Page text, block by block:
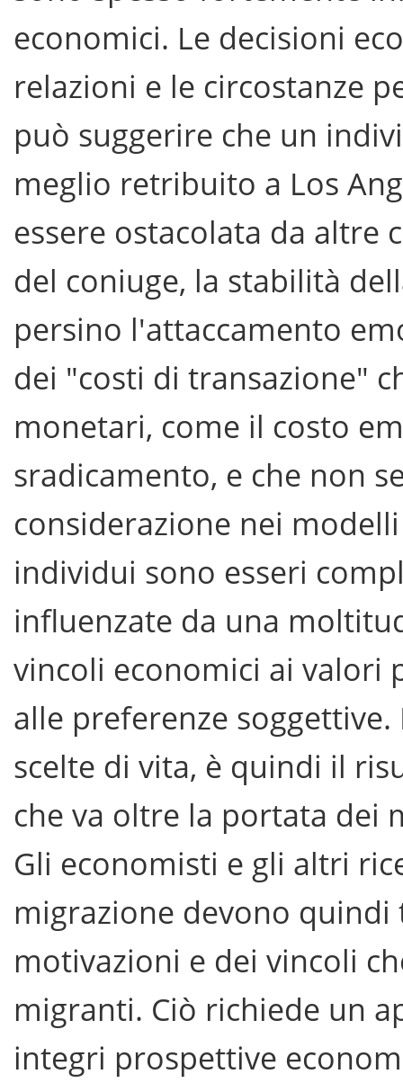
economici. Le decisioni
relazioni e le circostanze
può suggerire che un
meglio retribuito a Los
essere ostacolata da altre
del coniuge, la stabilità
persino l'attaccamento
dei "costi di transazione"
monetari, come il costo
sradicamento, e che non
considerazione nei
individui sono esseri
influenzate da una
vincoli economici ai valori
alle preferenze
scelte di vita, è quindi il
che va oltre la portata dei
Gli economisti e gli altri
migrazione devono
motivazioni e dei vincoli
migranti. Ciò richiede un
integri prospettive